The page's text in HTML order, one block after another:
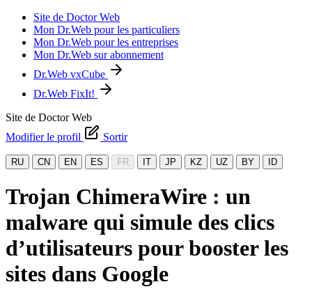
Site de Doctor Web
Mon Dr.Web pour les particuliers
Mon Dr.Web pour les entreprises
Mon Dr.Web sur abonnement
Dr.Web vxCube
Dr.Web FixIt!
Site de Doctor Web
Modifier le profil
Sortir
RU CN EN ES FR IT JP KZ UZ BY ID
Trojan ChimeraWire : un
malware qui simule des clics
d’utilisateurs pour booster les
sites dans Google